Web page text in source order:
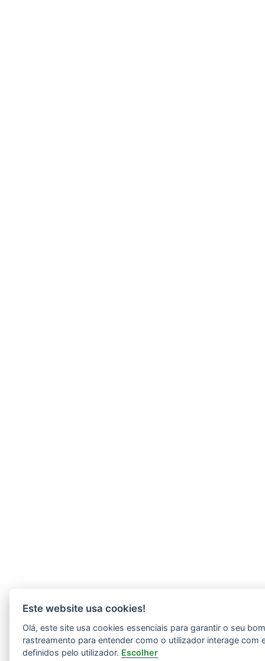
Este website usa cookies!
Olá, este site usa cookies essenciais para garantir o seu
rastreamento para entender como o utilizador interage com
definidos pelo utilizador. Escolher